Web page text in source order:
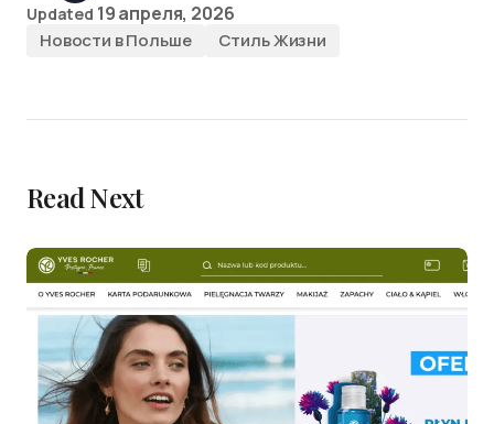
Updated 19 апреля, 2026
Новости в Польше Стиль Жизни
Read Next